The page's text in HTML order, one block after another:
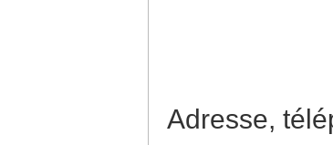
Adresse,